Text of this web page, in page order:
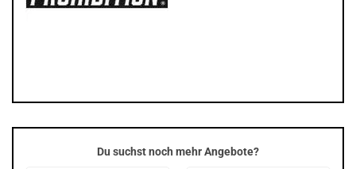
Du suchst noch mehr Angebote?